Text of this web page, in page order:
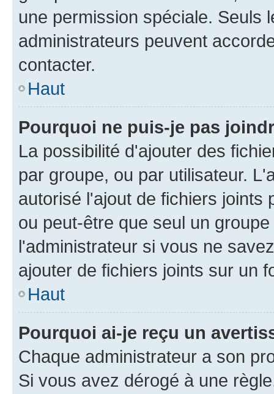
une permission spéciale. Seuls
administrateurs peuvent
contacter.
Haut
Pourquoi ne puis-je pas
La possibilité d'ajouter des
par groupe, ou par utilisateur.
autorisé l'ajout de fichiers joints
ou peut-être que seul un
l'administrateur si vous ne
ajouter de fichiers joints sur un
Haut
Pourquoi ai-je reçu un
Chaque administrateur a son
Si vous avez dérogé à une